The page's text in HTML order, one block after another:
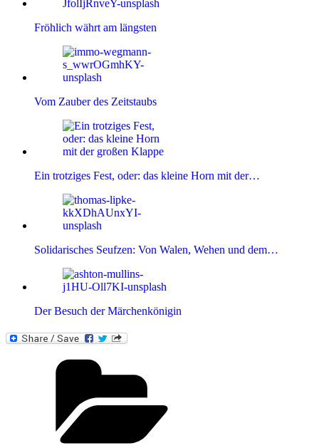
Fröhlich währt am längsten
Vom Zauber des Zeitstaubs
Ein trotziges Fest, oder: das kleine Horn mit der…
Solidarisches Seufzen: Von Walen, Wehen und dem…
Der Besuch der Märchenkönigin